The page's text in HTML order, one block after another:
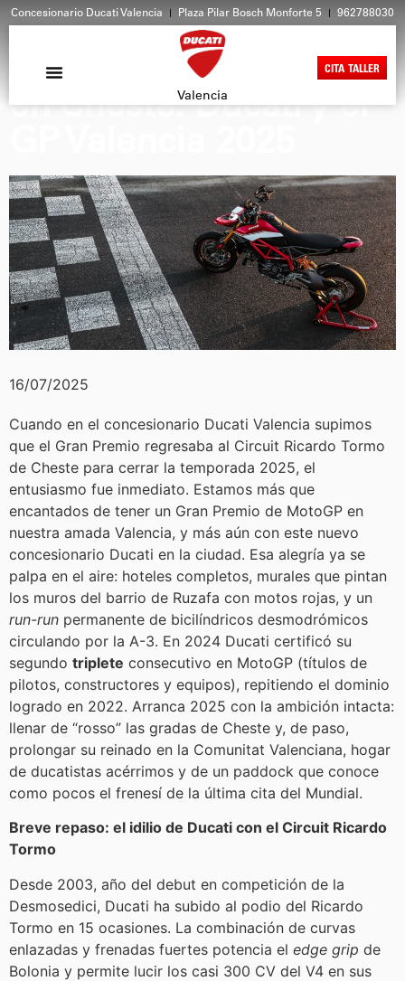
Concesionario Ducati Valencia Plaza Pilar Bosch Monforte 5 962788030
Valencia
CITA TALLER
< Noticias
La pasión roja aterriza
en Cheste: Ducati y el
16/07/2025
Cuando en el concesionario Ducati Valencia supimos
que el Gran Premio regresaba al Circuit Ricardo Tormo
de Cheste para cerrar la temporada 2025, el
entusiasmo fue inmediato. Estamos más que
encantados de tener un Gran Premio de MotoGP en
nuestra amada Valencia, y más aún con este nuevo
concesionario Ducati en la ciudad. Esa alegría ya se
palpa en el aire: hoteles completos, murales que pintan
los muros del barrio de Ruzafa con motos rojas, y un
run-run permanente de bicilíndricos desmodrómicos
circulando por la A-3. En 2024 Ducati certificó su
segundo triplete consecutivo en MotoGP (títulos de
pilotos, constructores y equipos), repitiendo el dominio
logrado en 2022. Arranca 2025 con la ambición intacta:
llenar de “rosso” las gradas de Cheste y, de paso,
prolongar su reinado en la Comunitat Valenciana, hogar
de ducatistas acérrimos y de un paddock que conoce
como pocos el frenesí de la última cita del Mundial.
Breve repaso: el idilio de Ducati con el Circuit Ricardo
Tormo
Desde 2003, año del debut en competición de la
Desmosedici, Ducati ha subido al podio del Ricardo
Tormo en 15 ocasiones. La combinación de curvas
enlazadas y frenadas fuertes potencia el edge grip de
Bolonia y permite lucir los casi 300 CV del V4 en sus